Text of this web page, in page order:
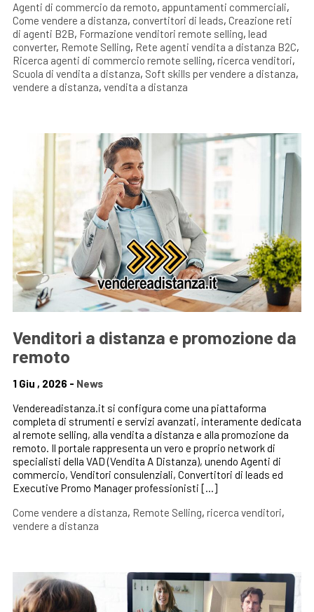
Agenti di commercio da remoto, appuntamenti commerciali,
Come vendere a distanza, convertitori di leads, Creazione reti
di agenti B2B, Formazione venditori remote selling, lead
converter, Remote Selling, Rete agenti vendita a distanza B2C,
Ricerca agenti di commercio remote selling, ricerca venditori,
Scuola di vendita a distanza, Soft skills per vendere a distanza,
vendere a distanza, vendita a distanza
Venditori a distanza e promozione da
remoto
1 Giu , 2026 - News
Vendereadistanza.it si configura come una piattaforma
completa di strumenti e servizi avanzati, interamente dedicata
al remote selling, alla vendita a distanza e alla promozione da
remoto. Il portale rappresenta un vero e proprio network di
specialisti della VAD (Vendita A Distanza), unendo Agenti di
commercio, Venditori consulenziali, Convertitori di leads ed
Executive Promo Manager professionisti […]
Come vendere a distanza, Remote Selling, ricerca venditori,
vendere a distanza